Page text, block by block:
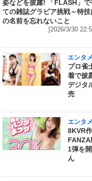
姿などを披露! 「FLASH」で
ての雑誌グラビア挑戦～特技
の名前を忘れないこと
[2026/3/30
エンタメ
プロ雀
着で披
デジタ
売
エンタメ
8KVR
1弾を
ん